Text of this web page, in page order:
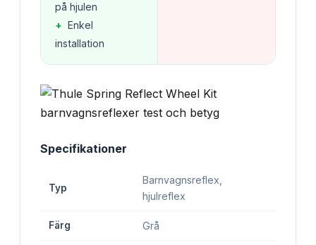
på hjulen
+ Enkel
installation
Specifikationer
Typ
Barnvagnsreflex,
hjulreflex
Färg Grå